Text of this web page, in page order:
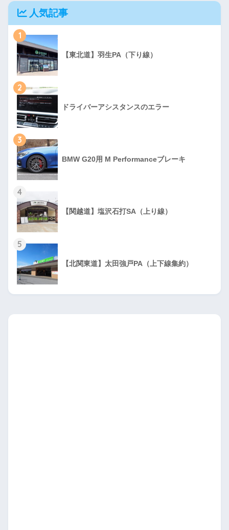
人気記事
1
【東北道】羽生PA（下り線）
2
ドライバーアシスタンスのエラー
3
BMW G20用 M Performanceブレーキ
4
【関越道】塩沢石打SA（上り線）
5
【北関東道】太田強戸PA（上下線集約）